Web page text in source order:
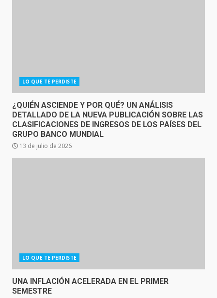
LO QUE TE PERDISTE
¿QUIÉN ASCIENDE Y POR QUÉ? UN ANÁLISIS
DETALLADO DE LA NUEVA PUBLICACIÓN SOBRE LAS
CLASIFICACIONES DE INGRESOS DE LOS PAÍSES DEL
GRUPO BANCO MUNDIAL
13 de julio de 2026
LO QUE TE PERDISTE
UNA INFLACIÓN ACELERADA EN EL PRIMER
SEMESTRE